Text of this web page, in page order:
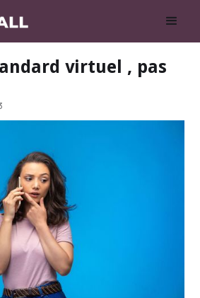
virtuel , pas